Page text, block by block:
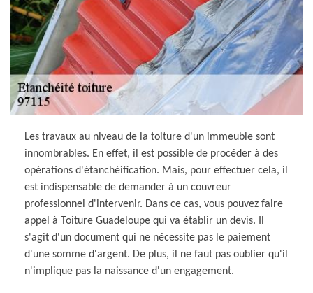
Les travaux au niveau de la toiture d'un immeuble sont
innombrables. En effet, il est possible de procéder à des
opérations d'étanchéification. Mais, pour effectuer cela, il
est indispensable de demander à un couvreur
professionnel d'intervenir. Dans ce cas, vous pouvez faire
appel à Toiture Guadeloupe qui va établir un devis. Il
s'agit d'un document qui ne nécessite pas le paiement
d'une somme d'argent. De plus, il ne faut pas oublier qu'il
n'implique pas la naissance d'un engagement.